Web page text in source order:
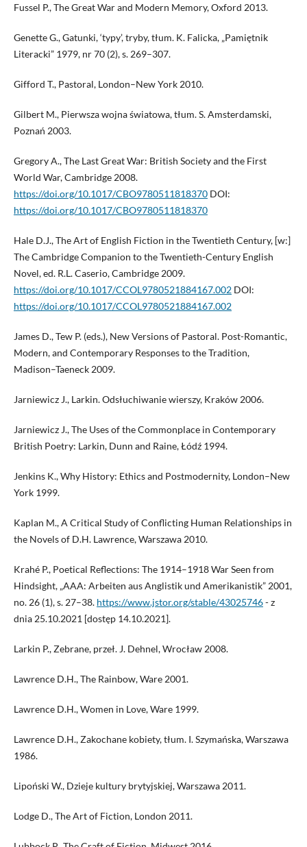
Fussel P., The Great War and Modern Memory, Oxford 2013.
Genette G., Gatunki, ‘typy’, tryby, tłum. K. Falicka, „Pamiętnik
Literacki” 1979, nr 70 (2), s. 269–307.
Gifford T., Pastoral, London–New York 2010.
Gilbert M., Pierwsza wojna światowa, tłum. S. Amsterdamski,
Poznań 2003.
Gregory A., The Last Great War: British Society and the First
World War, Cambridge 2008.
https://doi.org/10.1017/CBO9780511818370DOI:
https://doi.org/10.1017/CBO9780511818370
Hale D.J., The Art of English Fiction in the Twentieth Century, [w:]
The Cam­bridge Companion to the Twentieth-Century English
Novel, ed. R.L. Caserio, Cambridge 2009.
https://doi.org/10.1017/CCOL9780521884167.002DOI:
https://doi.org/10.1017/CCOL9780521884167.002
James D., Tew P. (eds.), New Versions of Pastoral. Post-Romantic,
Modern, and Contemporary Responses to the Tradition,
Madison–Taeneck 2009.
Jarniewicz J., Larkin. Odsłuchiwanie wierszy, Kraków 2006.
Jarniewicz J., The Uses of the Commonplace in Contemporary
British Poetry: Larkin, Dunn and Raine, Łódź 1994.
Jenkins K., Why History: Ethics and Postmodernity, London–New
York 1999.
Kaplan M., A Critical Study of Conflicting Human Relationships in
the Novels of D.H. Lawrence, Warszawa 2010.
Krahé P., Poetical Reflections: The 1914–1918 War Seen from
Hindsight, „AAA: Arbeiten aus Anglistik und Amerikanistik” 2001,
no. 26 (1), s. 27–38. https://www.jstor.org/stable/43025746- z
dnia 25.10.2021 [dostęp 14.10.2021].
Larkin P., Zebrane, przeł. J. Dehnel, Wrocław 2008.
Lawrence D.H., The Rainbow, Ware 2001.
Lawrence D.H., Women in Love, Ware 1999.
Lawrence D.H., Zakochane kobiety, tłum. I. Szymańska, Warszawa
1986.
Lipoński W., Dzieje kultury brytyjskiej, Warszawa 2011.
Lodge D., The Art of Fiction, London 2011.